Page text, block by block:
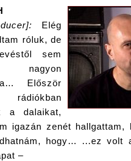
Elég
róluk, de
sem
nagyon
Először
a dalaikat,
igazán zenét hallgattam,
hogy… ...ez volt
–